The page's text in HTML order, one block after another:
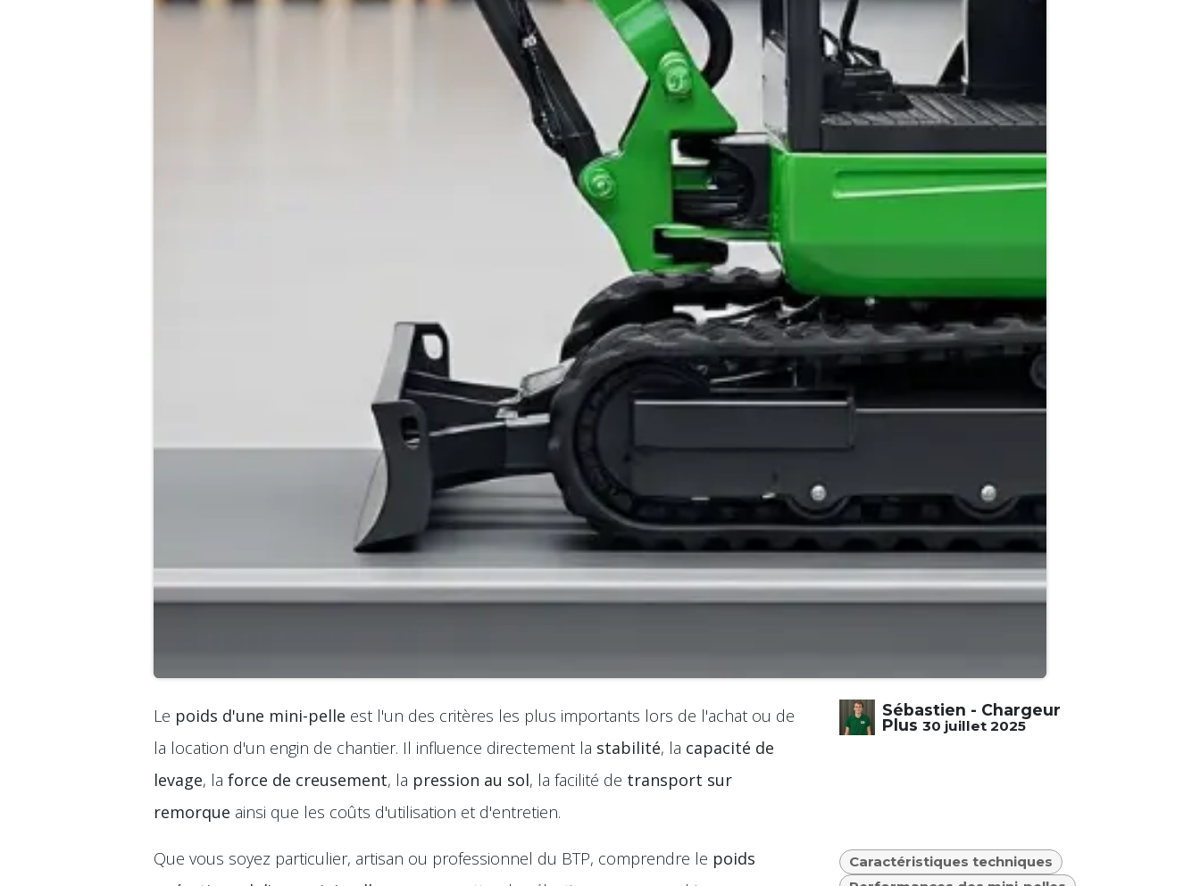
Le poids d'une mini-pelle est l'un des critères les plus importants lors de l'achat ou de
la location d'un engin de chantier. Il influence directement la stabilité, la capacité de
levage, la force de creusement, la pression au sol, la facilité de transport sur
remorque ainsi que les coûts d'utilisation et d'entretien.
Que vous soyez particulier, artisan ou professionnel du BTP, comprendre le poids
Sébastien - Chargeur
Plus 30 juillet 2025
Caractéristiques techniques